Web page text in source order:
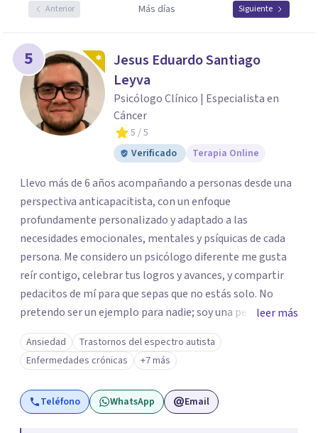
Anterior Más días Siguiente
5
Jesus Eduardo Santiago
Leyva
Psicólogo Clínico | Especialista en
Cáncer
5 / 5
Verificado
Terapia Online
Llevo más de 6 años acompañando a personas desde una
perspectiva anticapacitista, con un enfoque
profundamente personalizado y adaptado a las
necesidades emocionales, mentales y psíquicas de cada
persona. Me considero un psicólogo diferente me gusta
reír contigo, celebrar tus logros y avances, y compartir
pedacitos de mí para que sepas que no estás solo. No
pretendo ser un ejemplo para nadie; soy una persona que
también sufre, llora, ríe y grita. Para mí, tu salud, tu paz y
tu tranquilidad siempre estarán por encima de lo
económico. A lo largo de mi camino he cuestionado
muchas de las reglas rígidas que aprendí en la formación
tradicional, porque creo que antes que las técnicas se
leer más
Ansiedad
Trastornos del espectro autista
Enfermedades crónicas
+7 más
Teléfono WhatsApp Email